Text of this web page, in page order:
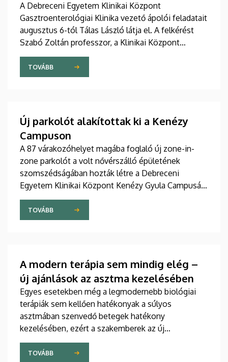
A Debreceni Egyetem Klinikai Központ
Gasztroenterológiai Klinika vezető ápolói feladatait
augusztus 6-tól Tálas László látja el. A felkérést
Szabó Zoltán professzor, a Klinikai Központ
elnöke, valamint Szőllősi Anna ápolási és
szakdolgozói igazgató adta át pénteken
ünnepélyes keretek között az Elnöki Hivatalban.
TOVÁBB
Új parkolót alakítottak ki a Kenézy
Campuson
A 87 várakozóhelyet magába foglaló új zone-in-
zone parkolót a volt nővérszálló épületének
szomszédságában hozták létre a Debreceni
Egyetem Klinikai Központ Kenézy Gyula Campusán.
Az új területet várhatóan augusztusban nyitják meg
a járművek előtt.
TOVÁBB
A modern terápia sem mindig elég –
új ajánlások az asztma kezelésében
Egyes esetekben még a legmodernebb biológiai
terápiák sem kellően hatékonyak a súlyos
asztmában szenvedő betegek hatékony
kezelésében, ezért a szakemberek az új
gyógyszerek kifejlesztésére irányuló kutatások
felgyorsítását sürgetik. A témában a közelmúltban
TOVÁBB